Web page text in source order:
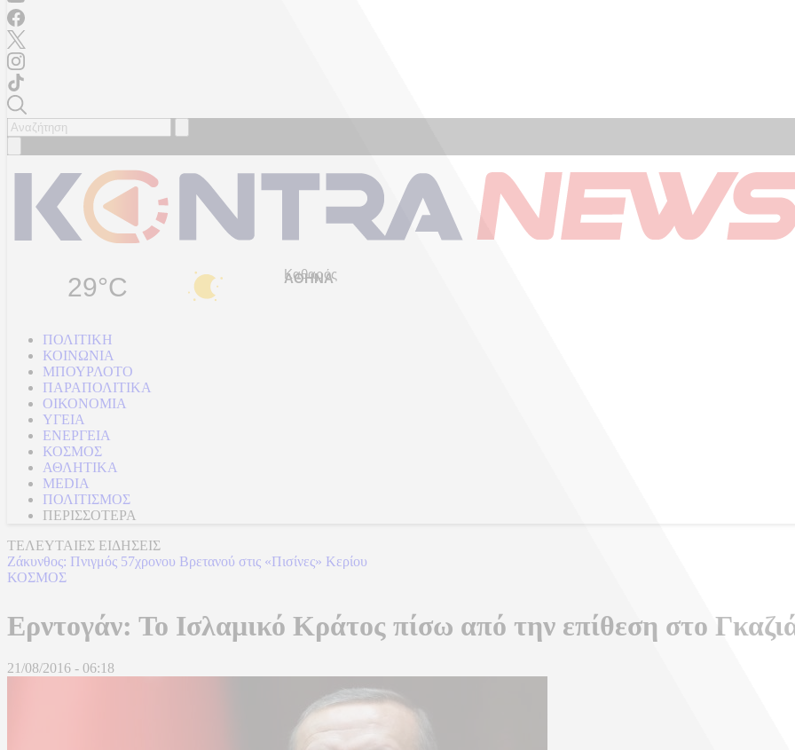
29°C Καθαρός
ΠΟΛΙΤΙΚΗ
ΚΟΙΝΩΝΙΑ
ΜΠΟΥΡΛΟΤΟ
ΠΑΡΑΠΟΛΙΤΙΚΑ
ΟΙΚΟΝΟΜΙΑ
ΥΓΕΙΑ
ΕΝΕΡΓΕΙΑ
ΚΟΣΜΟΣ
ΑΘΛΗΤΙΚΑ
MEDIA
ΠΟΛΙΤΙΣΜΟΣ
ΠΕΡΙΣΣΟΤΕΡΑ
ΤΕΛΕΥΤΑΙΕΣ ΕΙΔΗΣΕΙΣ
Ζάκυνθος: Πνιγμός 57χρονου Βρετανού στις «Πισίνες» Κερίου
ΚΟΣΜΟΣ
Ερντογάν: Το Ισλαμικό Κράτος πίσω από την επίθεση στο
21/08/2016 - 06:18